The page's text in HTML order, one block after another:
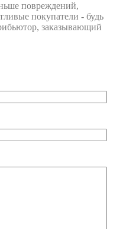
повреждений,
покупатели - будь
заказывающий